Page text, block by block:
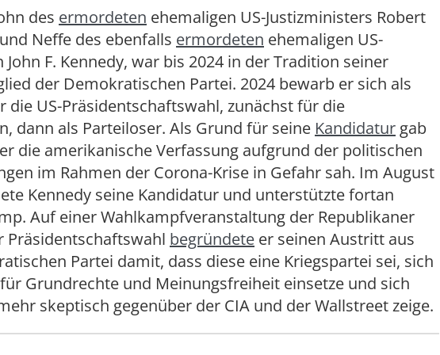
des ermordeten ehemaligen US-Justizministers Robert
Neffe des ebenfalls ermordeten ehemaligen US-
John F. Kennedy, war bis 2024 in der Tradition seiner
der Demokratischen Partei. 2024 bewarb er sich als
die US-Präsidentschaftswahl, zunächst für die
dann als Parteiloser. Als Grund für seine Kandidaturgab
die amerikanische Verfassung aufgrund der politischen
im Rahmen der Corona-Krise in Gefahr sah. Im August
Kennedy seine Kandidatur und unterstützte fortan
Auf einer Wahlkampfveranstaltung der Republikaner
Präsidentschaftswahl begründete er seinen Austritt aus
Partei damit, dass diese eine Kriegspartei sei, sich
Grundrechte und Meinungsfreiheit einsetze und sich
skeptisch gegenüber der CIA und der Wallstreet zeige.